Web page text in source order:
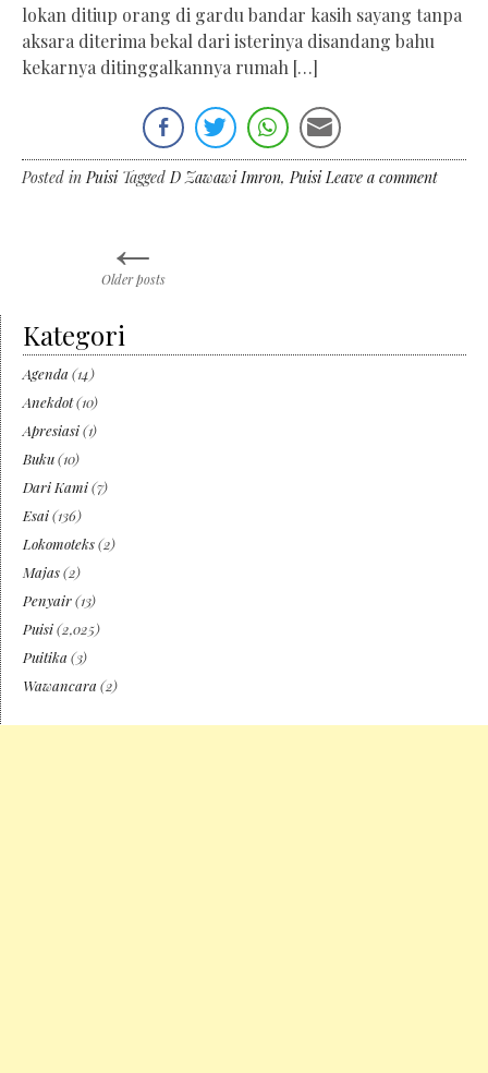
lokan ditiup orang di gardu bandar kasih sayang tanpa
aksara diterima bekal dari isterinya disandang bahu
kekarnya ditinggalkannya rumah […]
Posted inPuisi TaggedD Zawawi Imron,Puisi Leave a comment
navigation
←
Older posts
Kategori
Agenda (14)
Anekdot(10)
Apresiasi(1)
Buku(10)
Dari Kami(7)
Esai(136)
Lokomoteks(2)
Majas(2)
Penyair(13)
Puisi(2,025)
Puitika (3)
Wawancara (2)